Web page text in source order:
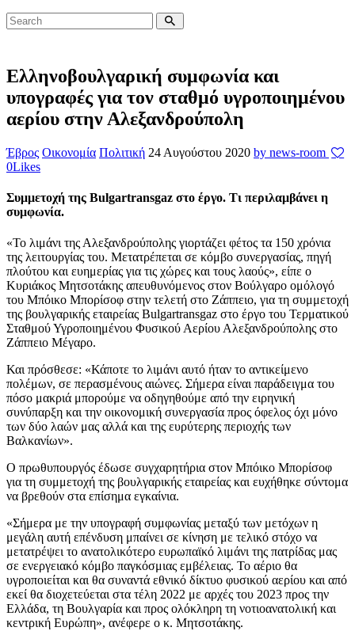
Ελληνοβουλγαρική συμφωνία και
υπογραφές για τον σταθμό υγροποιημένου
αερίου στην Αλεξανδρούπολη
Έβρος Οικονομία Πολιτική 24 Αυγούστου 2020 by news-room
0Likes
Συμμετοχή της Bulgartransgaz στο έργο. Τι περιλαμβάνει η
συμφωνία.
«Το λιμάνι της Αλεξανδρούπολης γιορτάζει φέτος τα 150 χρόνια
της λειτουργίας του. Μετατρέπεται σε κόμβο συνεργασίας, πηγή
πλούτου και ευημερίας για τις χώρες και τους λαούς», είπε ο
Κυριάκος Μητσοτάκης απευθυνόμενος στον Βούλγαρο ομόλογό
του Μπόικο Μπορίσοφ στην τελετή στο Ζάππειο, για τη συμμετοχή
της βουλγαρικής εταιρείας Bulgartransgaz στο έργο του Τερματικού
Σταθμού Υγροποιημένου Φυσικού Αερίου Αλεξανδρούπολης στο
Ζάππειο Μέγαρο.
Και πρόσθεσε: «Κάποτε το λιμάνι αυτό ήταν το αντικείμενο
πολέμων, σε περασμένους αιώνες. Σήμερα είναι παράδειγμα του
πόσο μακριά μπορούμε να οδηγηθούμε από την ειρηνική
συνύπαρξη και την οικονομική συνεργασία προς όφελος όχι μόνο
των δύο λαών μας αλλά και της ευρύτερης περιοχής των
Βαλκανίων».
Ο πρωθυπουργός έδωσε συγχαρητήρια στον Μπόικο Μπορίσοφ
για τη συμμετοχή της βουλγαρικής εταιρείας και ευχήθηκε σύντομα
να βρεθούν στα επίσημα εγκαίνια.
«Σήμερα με την υπογραφή συμφωνίας μεταξύ των μετόχων η
μεγάλη αυτή επένδυση μπαίνει σε κίνηση με τελικό στόχο να
μετατρέψει το ανατολικότερο ευρωπαϊκό λιμάνι της πατρίδας μας
σε ενεργειακό κόμβο παγκόσμιας εμβέλειας. Το αέριο θα
υγροποιείται και θα συναντά εθνικό δίκτυο φυσικού αερίου και από
εκεί θα διοχετεύεται στα τέλη 2022 με αρχές του 2023 προς την
Ελλάδα, τη Βουλγαρία και προς ολόκληρη τη νοτιοανατολική και
κεντρική Ευρώπη», ανέφερε ο κ. Μητσοτάκης.